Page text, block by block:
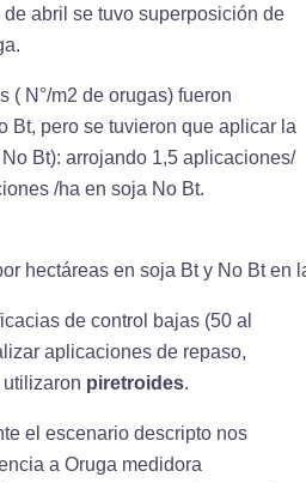
abril se tuvo superposición de
( N°/m2 de orugas) fueron
Bt, pero se tuvieron que aplicar la
Bt): arrojando 1,5 aplicaciones/
/ha en soja No Bt.
hectáreas en soja Bt y No Bt
de control bajas (50 al
aplicaciones de repaso,
piretroides.
el escenario descripto nos
a Oruga medidora